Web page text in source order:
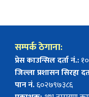
सम्पर्क ठेगाना:
प्रेस काउन्सिल दर्ता नं.:
जिल्ला प्रशासन सिरहा
पान नं.६०२७९७३८६